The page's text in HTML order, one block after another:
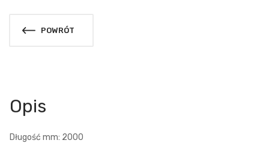
POWRÓT
Opis
Długość mm: 2000